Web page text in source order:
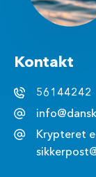
Kontakt
56144242
Krypteret